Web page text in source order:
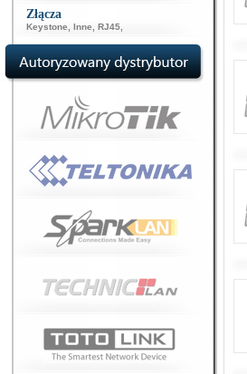
Złącza
Keystone Inne RJ45